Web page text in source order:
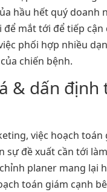
hầu hết quý doanh
mắt tới để tiếp
phối hợp nhiều
chiến bệnh.
& dấn định
việc hoạch
sự đề xuất cần tới
planer mang lại
toán giám cạnh